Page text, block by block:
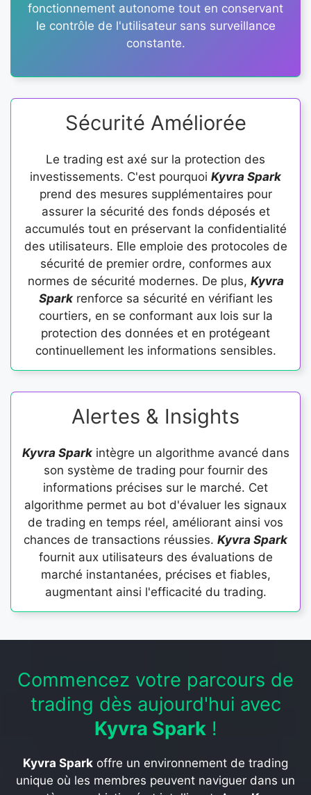
fonctionnement autonome tout en conservant
le contrôle de l'utilisateur sans surveillance
constante.
Sécurité Améliorée
Le trading est axé sur la protection des
investissements. C'est pourquoi Kyvra Spark
prend des mesures supplémentaires pour
assurer la sécurité des fonds déposés et
accumulés tout en préservant la confidentialité
des utilisateurs. Elle emploie des protocoles de
sécurité de premier ordre, conformes aux
normes de sécurité modernes. De plus, Kyvra
Sparkrenforce sa sécurité en vérifiant les
courtiers, en se conformant aux lois sur la
protection des données et en protégeant
continuellement les informations sensibles.
Alertes & Insights
Kyvra Sparkintègre un algorithme avancé dans
son système de trading pour fournir des
informations précises sur le marché. Cet
algorithme permet au bot d'évaluer les signaux
de trading en temps réel, améliorant ainsi vos
chances de transactions réussies. Kyvra Spark
fournit aux utilisateurs des évaluations de
marché instantanées, précises et fiables,
augmentant ainsi l'efficacité du trading.
Commencez votre parcours de
trading dès aujourd'hui avec
Kyvra Spark!
Kyvra Spark offre un environnement de trading
unique où les membres peuvent naviguer dans un